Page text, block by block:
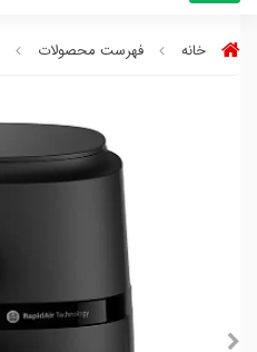
خانه فهرست محصولات